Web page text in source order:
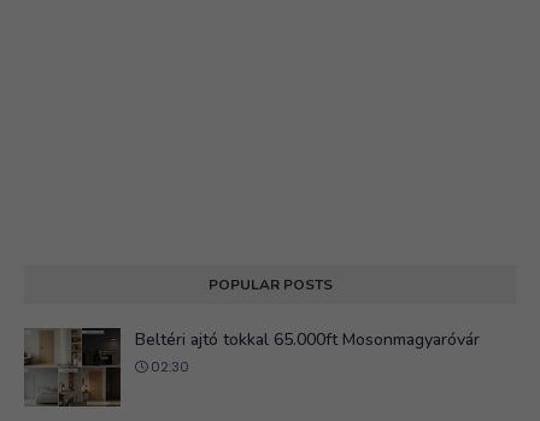
POPULAR POSTS
Beltéri ajtó tokkal 65.000ft Mosonmagyaróvár
02:30